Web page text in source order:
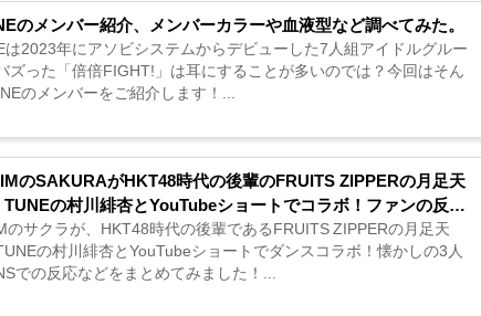
のメンバー紹介、メンバーカラーや血液型など調べてみた。
は2023年にアソビシステムからデビューした7人組アイドルグルー
ズった「倍倍FIGHT!」は耳にすることが多いのでは？今回はそん
のメンバーをご紹介します！...
のSAKURAがHKT48時代の後輩のFRUITS ZIPPERの月足天
の村川緋杏とYouTubeショートでコラボ！ファンの反応
のサクラが、HKT48時代の後輩であるFRUITS ZIPPERの月足天
の村川緋杏とYouTubeショートでダンスコラボ！懐かしの3人
での反応などをまとめてみました！...